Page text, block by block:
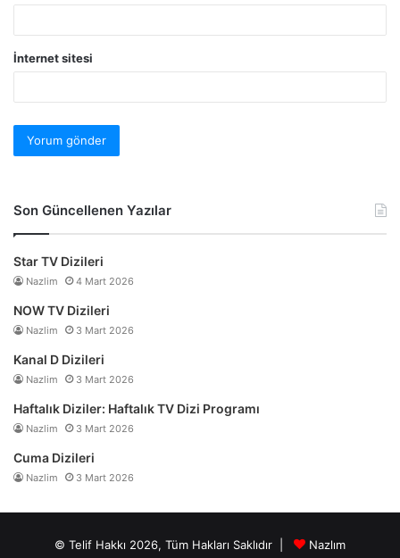
İnternet sitesi
Son Güncellenen Yazılar
Star TV Dizileri
Nazlim 4 Mart 2026
NOW TV Dizileri
Nazlim 3 Mart 2026
Kanal D Dizileri
Nazlim 3 Mart 2026
Haftalık Diziler: Haftalık TV Dizi Programı
Nazlim 3 Mart 2026
Cuma Dizileri
Nazlim 3 Mart 2026
© Telif Hakkı 2026, Tüm Hakları Saklıdır | Nazlım